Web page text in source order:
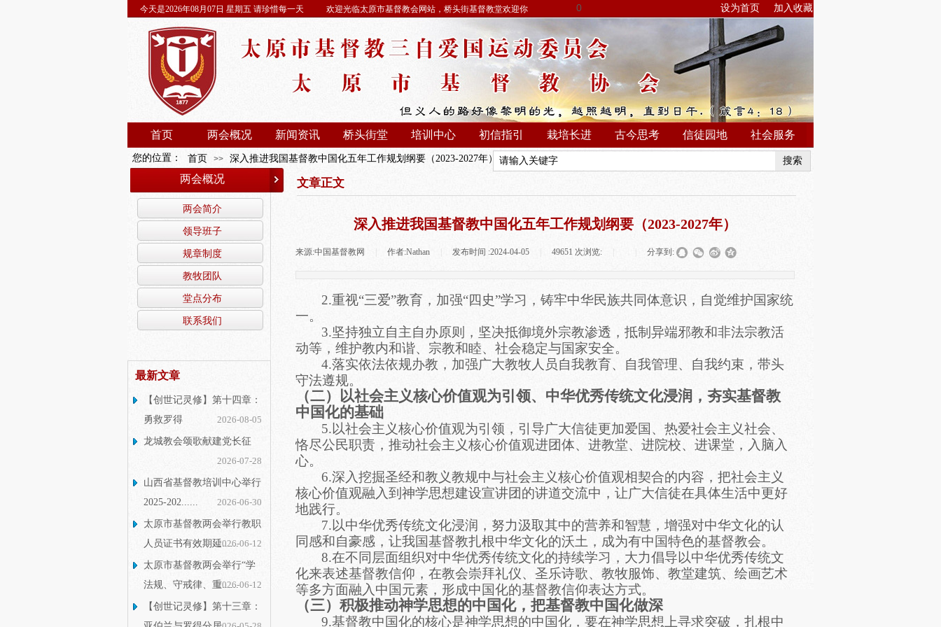
设为首页 加入收藏
0
欢迎光临太原市基督教会网站，桥头街基督教堂欢迎你
今天是2026年08月07日 星期五 请珍惜每一天
首页 两会概况 新闻资讯 桥头街堂 培训中心 初信指引 栽培长进 古今思考 信徒园地 社会服务
搜索
您的位置： 首页 >> 深入推进我国基督教中国化五年工作规划纲要（2023-2027年）
两会概况 文章正文
两会简介
领导班子
规章制度
教牧团队
堂点分布
联系我们
深入推进我国基督教中国化五年工作规划纲要（2023-2027年）
来源:中国基督教网 作者:Nathan 发布时间 :2024-04-05 49651 次浏览: 分享到:
2.重视“三爱”教育，加强“四史”学习，铸牢中华民族共同体意识，自觉维护国家统
一。
3.坚持独立自主自办原则，坚决抵御境外宗教渗透，抵制异端邪教和非法宗教活
动等，维护教内和谐、宗教和睦、社会稳定与国家安全。
4.落实依法依规办教，加强广大教牧人员自我教育、自我管理、自我约束，带头
守法遵规。
（二）以社会主义核心价值观为引领、中华优秀传统文化浸润，夯实基督教
中国化的基础
5.以社会主义核心价值观为引领，引导广大信徒更加爱国、热爱社会主义社会、
恪尽公民职责，推动社会主义核心价值观进团体、进教堂、进院校、进课堂，入脑入
心。
6.深入挖掘圣经和教义教规中与社会主义核心价值观相契合的内容，把社会主义
核心价值观融入到神学思想建设宣讲团的讲道交流中，让广大信徒在具体生活中更好
地践行。
7.以中华优秀传统文化浸润，努力汲取其中的营养和智慧，增强对中华文化的认
同感和自豪感，让我国基督教扎根中华文化的沃土，成为有中国特色的基督教会。
8.在不同层面组织对中华优秀传统文化的持续学习，大力倡导以中华优秀传统文
化来表述基督教信仰，在教会崇拜礼仪、圣乐诗歌、教牧服饰、教堂建筑、绘画艺术
等多方面融入中国元素，形成中国化的基督教信仰表达方式。
（三）积极推动神学思想的中国化，把基督教中国化做深
9.基督教中国化的核心是神学思想的中国化，要在神学思想上寻求突破，扎根中
最新文章
【创世记灵修】第十四章：
勇救罗得
2026-08-05
龙城教会颂歌献建党长征
2026-07-28
山西省基督教培训中心举行
2025-202......
2026-06-30
太原市基督教两会举行教职
人员证书有效期延......2026-06-12
太原市基督教两会举行“学
法规、守戒律、重......2026-06-12
【创世记灵修】第十三章：